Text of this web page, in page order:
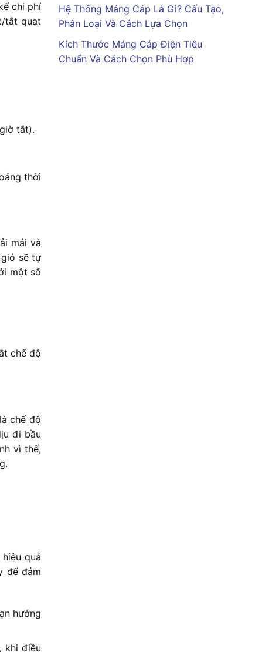
chi phí
tắt quạt
tắt).
thời
mái và
sẽ tự
một số
chế độ
chế độ
đi bầu
vì thế,
quả
để đảm
hướng
khi điều
Hệ Thống Máng Cáp Là Gì? Cấu Tạo,
Phân Loại Và Cách Lựa Chọn
Kích Thước Máng Cáp Điện Tiêu
Chuẩn Và Cách Chọn Phù Hợp